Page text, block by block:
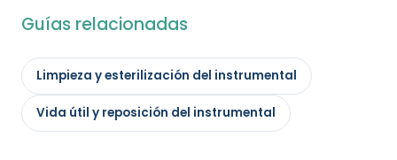
Guías relacionadas
Limpieza y esterilización del instrumental
Vida útil y reposición del instrumental